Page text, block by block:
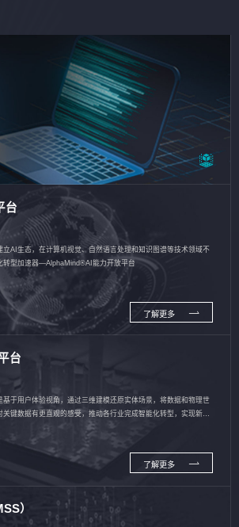
台
AI生态，在计算机视觉、自然语言处理和知识图谱等技术领域不
转型加速器—AlphaMind®AI能力开放平台
了解更多
台
于用户体验视角，通过三维建模还原实体场景，将数据和物理世
键数据有更直观的感受，推动各行业完成智能化转型，实现新旧
了解更多
）